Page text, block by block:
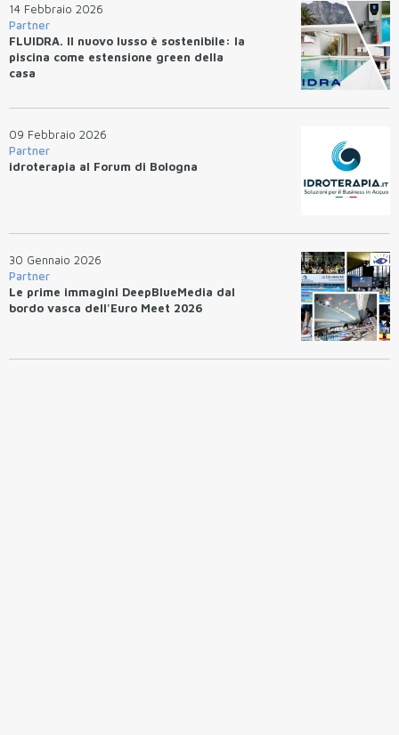
14 Febbraio 2026
Partner
FLUIDRA. Il nuovo lusso è sostenibile: la
piscina come estensione green della
casa
09 Febbraio 2026
Partner
idroterapia al Forum di Bologna
30 Gennaio 2026
Partner
Le prime immagini DeepBlueMedia dal
bordo vasca dell'Euro Meet 2026